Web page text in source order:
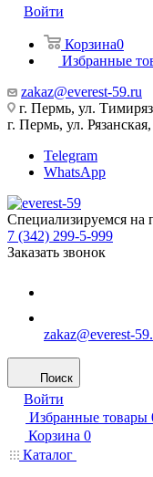
Войти
Корзина0
Избранные
zakaz@everest-59.ru
г. Пермь, ул.
г. Пермь, ул.
Telegram
WhatsApp
Специализируемся на
7 (342) 299-5-999
Заказать звонок
zakaz@everest-
Поиск
Войти
Избранные товары
Корзина 0
Каталог